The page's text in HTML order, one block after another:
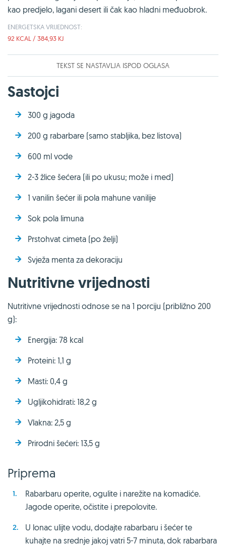
kao predjelo, lagani desert ili čak kao hladni međuobrok.
ENERGETSKA VRIJEDNOST:
92 KCAL / 384,93 KJ
TEKST SE NASTAVLJA ISPOD OGLASA
Sastojci
300 g jagoda
200 g rabarbare (samo stabljika, bez listova)
600 ml vode
2-3 žlice šećera (ili po ukusu; može i med)
1 vanilin šećer ili pola mahune vanilije
Sok pola limuna
Prstohvat cimeta (po želji)
Svježa menta za dekoraciju
Nutritivne vrijednosti
Nutritivne vrijednosti odnose se na 1 porciju (približno 200
g):
Energija: 78 kcal
Proteini: 1,1 g
Masti: 0,4 g
Ugljikohidrati: 18,2 g
Vlakna: 2,5 g
Prirodni šećeri: 13,5 g
Priprema
Rabarbaru operite, ogulite i narežite na komadiće.
Jagode operite, očistite i prepolovite.
U lonac ulijte vodu, dodajte rabarbaru i šećer te
kuhajte na srednje jakoj vatri 5-7 minuta, dok rabarbara